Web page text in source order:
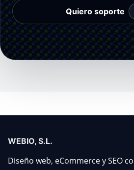
Quiero soporte
WEBIO, S.L.
Diseño web, eCommerce y SEO